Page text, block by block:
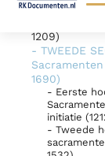
Lezen
Documenten
Bijbel
Thema’s
Berichten
Denzinger
- EERSTE
1209)
- TWEEDE
1690)
- Eerste
initiatie
- Tweede
- I. - Het
De heilige
man en
en
van het